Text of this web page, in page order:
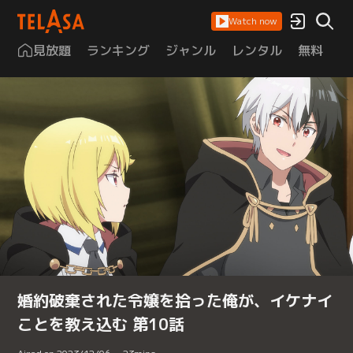
Watch now
見放題 ランキング ジャンル レンタル 無料
婚約破棄された令嬢を拾った俺が、イケナイ
ことを教え込む 第10話